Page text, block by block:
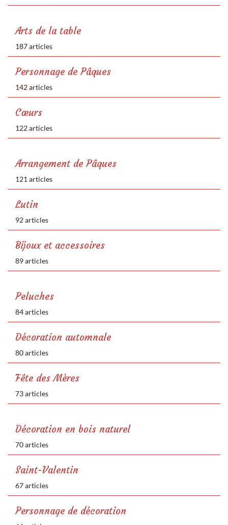
Arts de la table
187 articles
Personnage de Pâques
142 articles
Cœurs
122 articles
Arrangement de Pâques
121 articles
Lutin
92 articles
Bijoux et accessoires
89 articles
Peluches
84 articles
Décoration automnale
80 articles
Fête des Mères
73 articles
Décoration en bois naturel
70 articles
Saint-Valentin
67 articles
Personnage de décoration